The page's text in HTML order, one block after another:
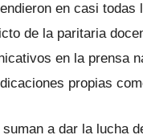
en casi todas
de la paritaria
en la prensa
propias
a dar la lucha